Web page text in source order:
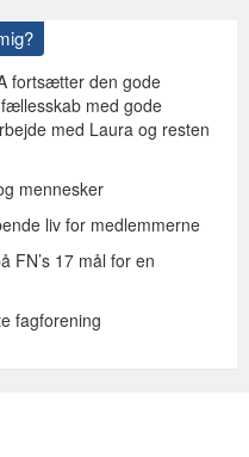
fortsætter den gode
med gode
med Laura og resten
mennesker
liv for medlemmerne
FN’s 17 mål for en
fagforening